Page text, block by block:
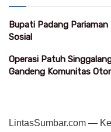
Bupati Padang
Sosial
Operasi Patuh
Gandeng Komunitas
LintasSumbar.com —